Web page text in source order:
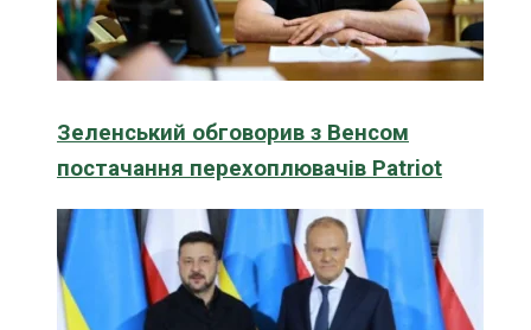
Зеленський обговорив з Венсом
постачання перехоплювачів Patriot